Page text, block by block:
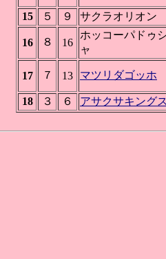
15 ５ ９ サクラオリオン
16 ８ 16
ホッコーパドゥ
ャ
17 ７ 13 マツリダゴッホ
18 ３ ６ アサクサキング